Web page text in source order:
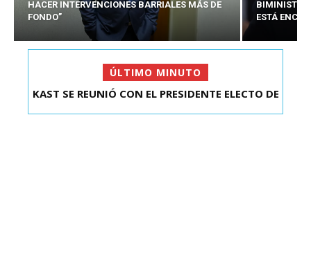
HACER INTERVENCIONES BARRIALES MÁS DE
FONDO”
BIMINISTRO
ESTÁ
ÚLTIMO MINUTO
HARBOE: “LO QUE SE REQUIERE AHORA ES HACER